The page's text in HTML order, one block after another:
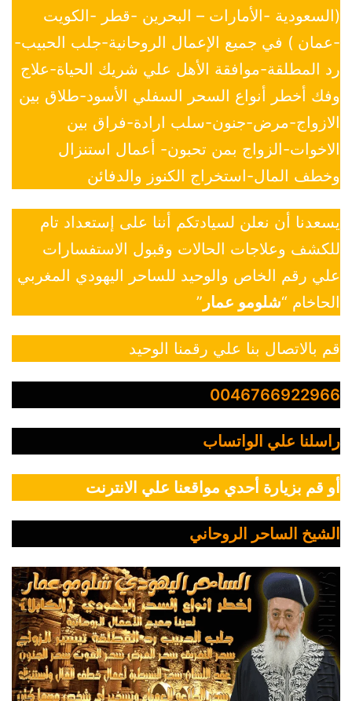
(السعودية -الأمارات – البحرين -قطر -الكويت
-عمان ) في جميع الإعمال الروحانية-جلب الحبيب-
رد المطلقة-موافقة الأهل علي شريك الحياة-علاج
وفك أخطر أنواع السحر السفلي الأسود-طلاق بين
الازواج-مرض-جنون-سلب ارادة-فراق بين
الاخوات-الزواج بمن تحبون- أعمال استنزال
وخطف المال-استخراج الكنوز والدفائن
يسعدنا أن نعلن لسيادتكم أننا على إستعداد تام
للكشف وعلاجات الحالات وقبول الاستفسارات
علي رقم الخاص والوحيد للساحر اليهودي المغربي
الحاخام “شلومو عمار ”
قم بالاتصال بنا علي رقمنا الوحيد
0046766922966
راسلنا علي الواتساب
أو قم بزيارة أحدي مواقعنا علي الانترنت
الشيخ الساحر الروحاني